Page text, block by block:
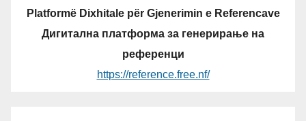
Platformë Dixhitale për Gjenerimin e Referencave
Дигитална платформа за генерирање на
референци
https://reference.free.nf/